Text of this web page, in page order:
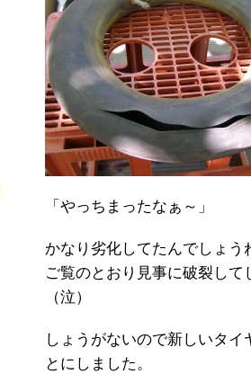
「やっちまったなぁ～」
かなり劣化してたんでしょう
ご覧のとおり見事に破裂して
（泣）
しょうがないので新しいタイ
とにしました。